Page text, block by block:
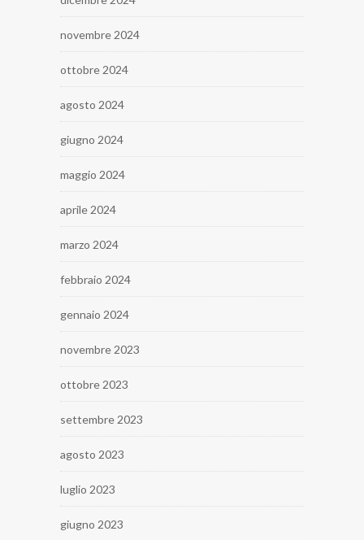
novembre 2024
ottobre 2024
agosto 2024
giugno 2024
maggio 2024
aprile 2024
marzo 2024
febbraio 2024
gennaio 2024
novembre 2023
ottobre 2023
settembre 2023
agosto 2023
luglio 2023
giugno 2023